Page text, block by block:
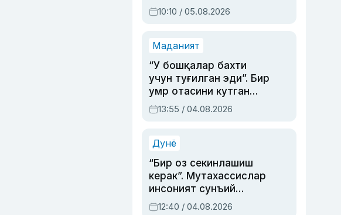
ҳукми ўқилди
10:10 / 05.08.2026
Маданият
“У бошқалар бахти
учун туғилган эди”. Бир
умр отасини кутган
актриса ва дубльяж
устаси Римма
синовларга тўла ҳаёти
13:55 / 04.08.2026
Дунё
“Бир оз секинлашиш
керак”. Мутахассислар
инсоният сунъий
интеллектни бошқара
12:40 / 04.08.2026